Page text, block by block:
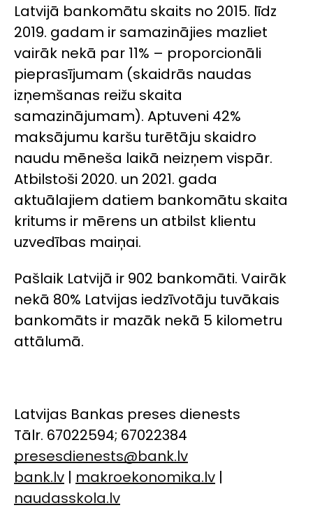
Latvijā bankomātu skaits no 2015. līdz
2019. gadam ir samazinājies mazliet
vairāk nekā par 11% – proporcionāli
pieprasījumam (skaidrās naudas
izņemšanas reižu skaita
samazinājumam). Aptuveni 42%
maksājumu karšu turētāju skaidro
naudu mēneša laikā neizņem vispār.
Atbilstoši 2020. un 2021. gada
aktuālajiem datiem bankomātu skaita
kritums ir mērens un atbilst klientu
uzvedības maiņai.
Pašlaik Latvijā ir 902 bankomāti. Vairāk
nekā 80% Latvijas iedzīvotāju tuvākais
bankomāts ir mazāk nekā 5 kilometru
attālumā.
Latvijas Bankas preses dienests
Tālr. 67022594; 67022384
presesdienests@bank.lv
bank.lv | makroekonomika.lv |
naudasskola.lv